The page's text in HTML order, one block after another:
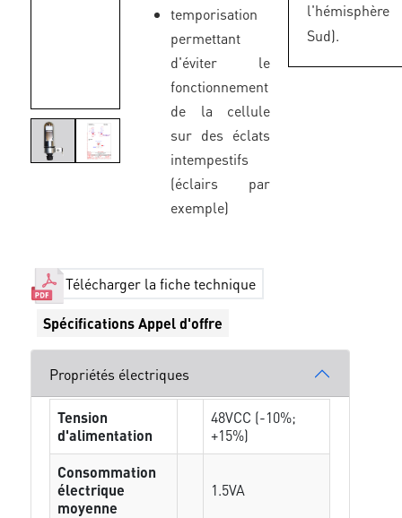
temporisation
permettant
d'éviter le
fonctionnement
de la cellule
sur des éclats
intempestifs
(éclairs par
exemple)
l'hémisphère
Sud).
Télécharger la fiche technique
Spécifications Appel d'offre
Propriétés électriques
Tension
d'alimentation
48VCC (-10%;
+15%)
Consommation
électrique
moyenne
1.5VA